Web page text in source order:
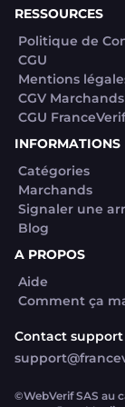
RESSOURCES
Politique de
CGU
Mentions
CGV Marchands
CGU
INFORMATIONS
Catégories
Marchands
Signaler une
Blog
A PROPOS
Aide
Comment ça
Contact
©WebVerif SAS au